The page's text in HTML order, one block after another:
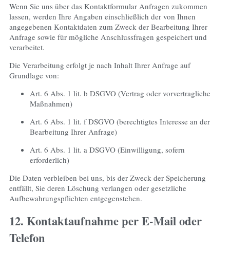
Wenn Sie uns über das Kontaktformular Anfragen zukommen
lassen, werden Ihre Angaben einschließlich der von Ihnen
angegebenen Kontaktdaten zum Zweck der Bearbeitung Ihrer
Anfrage sowie für mögliche Anschlussfragen gespeichert und
verarbeitet.
Die Verarbeitung erfolgt je nach Inhalt Ihrer Anfrage auf
Grundlage von:
Art. 6 Abs. 1 lit. b DSGVO (Vertrag oder vorvertragliche
Maßnahmen)
Art. 6 Abs. 1 lit. f DSGVO (berechtigtes Interesse an der
Bearbeitung Ihrer Anfrage)
Art. 6 Abs. 1 lit. a DSGVO (Einwilligung, sofern
erforderlich)
Die Daten verbleiben bei uns, bis der Zweck der Speicherung
entfällt, Sie deren Löschung verlangen oder gesetzliche
Aufbewahrungspflichten entgegenstehen.
12. Kontaktaufnahme per E-Mail oder
Telefon